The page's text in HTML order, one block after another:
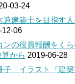
03-24
造建築士を目指す
12-06
ンの役員報酬をく
から 2019-06-28
子「イラスト『建